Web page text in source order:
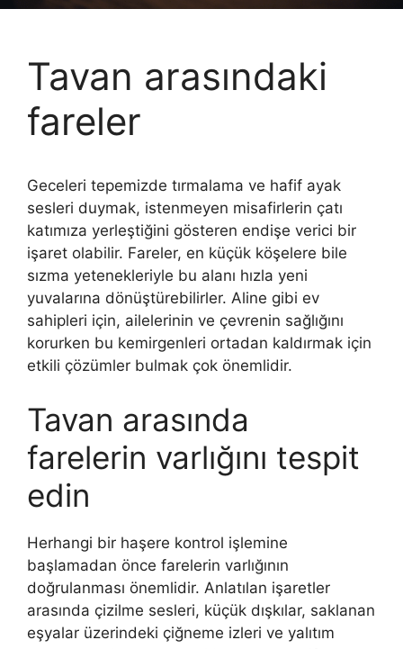
Tavan arasındaki
fareler
Geceleri tepemizde tırmalama ve hafif ayak
sesleri duymak, istenmeyen misafirlerin çatı
katımıza yerleştiğini gösteren endişe verici bir
işaret olabilir. Fareler, en küçük köşelere bile
sızma yetenekleriyle bu alanı hızla yeni
yuvalarına dönüştürebilirler. Aline gibi ev
sahipleri için, ailelerinin ve çevrenin sağlığını
korurken bu kemirgenleri ortadan kaldırmak için
etkili çözümler bulmak çok önemlidir.
Tavan arasında
farelerin varlığını tespit
edin
Herhangi bir haşere kontrol işlemine
başlamadan önce farelerin varlığının
doğrulanması önemlidir. Anlatılan işaretler
arasında çizilme sesleri, küçük dışkılar, saklanan
eşyalar üzerindeki çiğneme izleri ve yalıtım